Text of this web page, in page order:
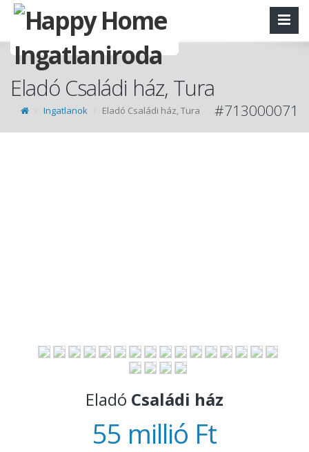
Eladó Családi ház, Tura
Ingatlanok Eladó Családi ház, Tura #713000071
Eladó Családi ház
55 millió Ft